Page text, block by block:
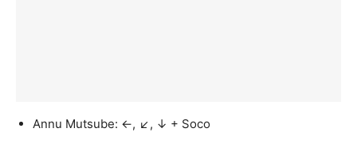
Annu Mutsube: ←, ↙, ↓ + Soco